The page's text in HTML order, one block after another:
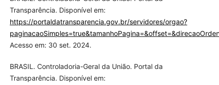
Transparência. Disponível em:
https://portaldatransparencia.gov.br/servidores/orgao?
Acesso em: 30 set. 2024.
BRASIL. Controladoria-Geral da União. Portal da
Transparência. Disponível em: